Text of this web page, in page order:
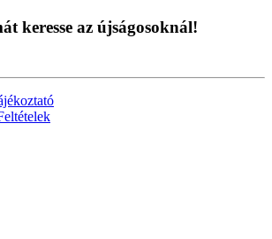
keresse az újságosoknál!